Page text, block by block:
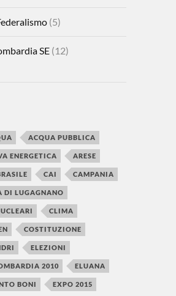
(5)
SE(12)
ACQUA PUBBLICA
ENERGETICA ARESE
CAI CAMPANIA
DI LUGAGNANO
CLIMA
COSTITUZIONE
ELEZIONI
2010 ELUANA
BONI EXPO 2015